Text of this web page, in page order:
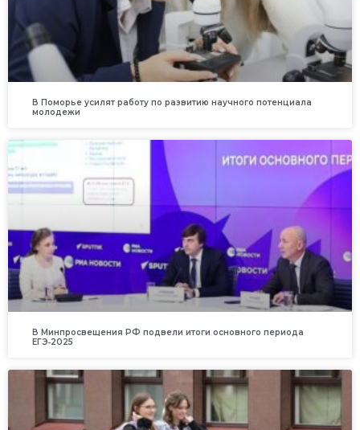
В Поморье усилят работу по развитию научного потенциала
молодежи
В Минпросвещения РФ подвели итоги основного периода
ЕГЭ‑2025